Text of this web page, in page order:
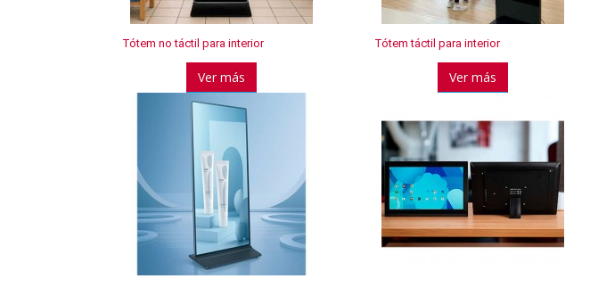
Tótem no táctil para interior
Ver más
Tótem táctil para interior
Ver más